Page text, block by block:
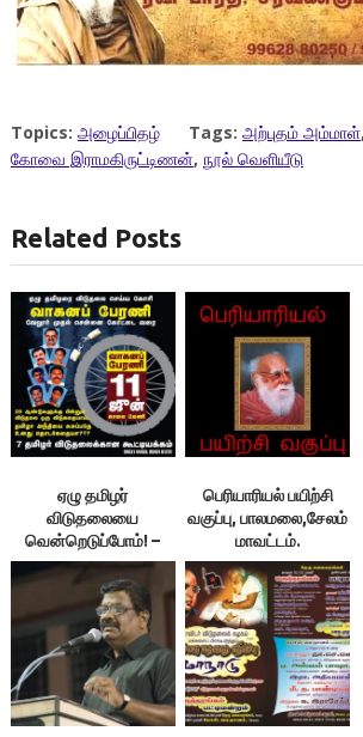
Topics: அழைப்பிதழ் Tags: அற்புதம் அம்மாள்,
கோவை இராமகிருட்டிணன், நூல் வெளியீடு
Related Posts
ஏழு தமிழர்
விடுதலையை
வென்றெடுப்போம்! –
ஊர்திப்பேரணி
பெரியாரியல் பயிற்சி
வகுப்பு, பாலமலை,சேலம்
மாவட்டம்.